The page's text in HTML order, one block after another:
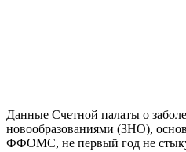
Данные Счетной палаты о
новообразованиями (ЗНО),
ФФОМС, не первый год не